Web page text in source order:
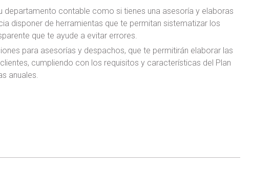
contable como si tienes una asesoría y elaboras
disponer de herramientas que te permitan sistematizar los
que te ayude a evitar errores.
para asesorías y despachos, que te permitirán elaborar las
cumpliendo con los requisitos y características del Plan
anuales.